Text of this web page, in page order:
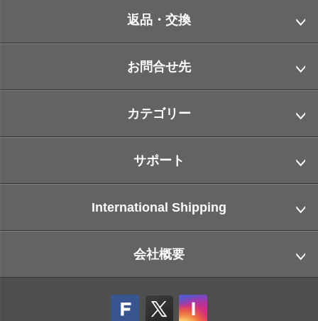
返品・交換
お問合せ先
カテゴリー
サポート
International Shipping
会社概要